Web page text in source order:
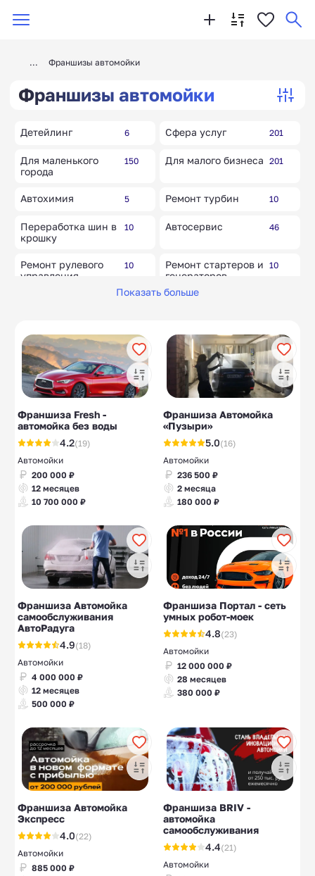
Франшизы автомойки
Франшизы автомойки
Детейлинг 6 Сфера услуг 201
Для маленького
города
150 Для малого бизнеса 201
Автохимия 5 Ремонт турбин 10
Переработка шин в
крошку
10 Автосервис 46
Ремонт рулевого
управления
10
Ремонт стартеров и
генераторов
10
Магазин автошин 10 Такси 10
Показать больше
Франшиза Fresh -
автомойка без воды
4.2(19)
Автомойки
200 000 ₽
12 месяцев
10 700 000 ₽
Франшиза Автомойка
«Пузыри»
5.0(16)
Автомойки
236 500 ₽
2 месяца
180 000 ₽
Франшиза Автомойка
самообслуживания
АвтоРадуга
4.9(18)
Автомойки
4 000 000 ₽
12 месяцев
500 000 ₽
Франшиза Портал - сеть
умных робот-моек
4.8(23)
Автомойки
12 000 000 ₽
28 месяцев
380 000 ₽
Франшиза Автомойка
Экспресс
4.0(22)
Автомойки
885 000 ₽
Франшиза BRIV -
автомойка
самообслуживания
4.4(21)
Автомойки